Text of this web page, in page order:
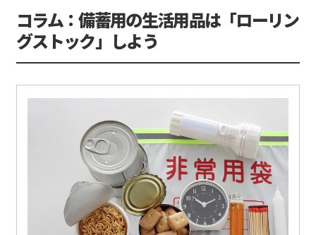
コラム：備蓄用の生活用品は「ローリン
グストック」しよう